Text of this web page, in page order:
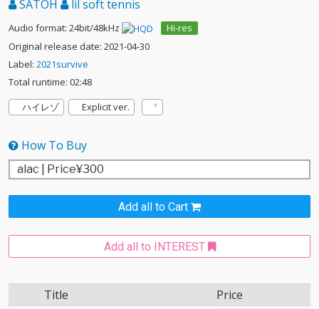
SATOH lil soft tennis
Audio format: 24bit/48kHz
Hi-res
Original release date: 2021-04-30
Label: 2021survive
Total runtime: 02:48
ハイレゾ
Explicit ver.
How To Buy
Add all to Cart
Add all to INTEREST
Title Price